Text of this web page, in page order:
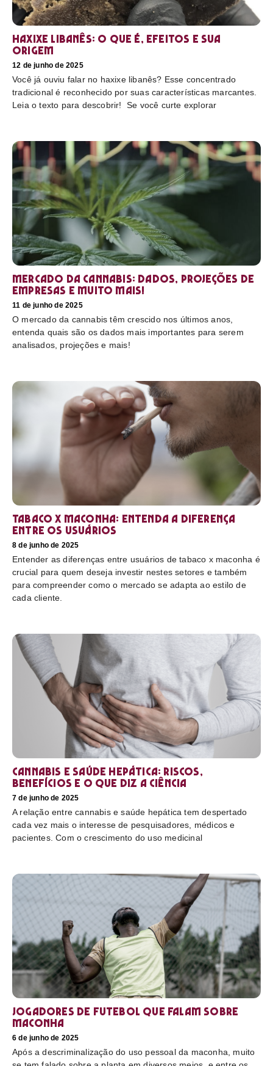
Haxixe libanês: O que é, efeitos e sua
origem
12 de junho de 2025
Você já ouviu falar no haxixe libanês? Esse concentrado
tradicional é reconhecido por suas características marcantes.
Leia o texto para descobrir! Se você curte explorar
Mercado da cannabis: Dados, projeções de
empresas e muito mais!
11 de junho de 2025
O mercado da cannabis têm crescido nos últimos anos,
entenda quais são os dados mais importantes para serem
analisados, projeções e mais!
Tabaco x maconha: Entenda a diferença
entre os usuários
8 de junho de 2025
Entender as diferenças entre usuários de tabaco x maconha é
crucial para quem deseja investir nestes setores e também
para compreender como o mercado se adapta ao estilo de
cada cliente.
Cannabis e saúde hepática: riscos,
benefícios e o que diz a ciência
7 de junho de 2025
A relação entre cannabis e saúde hepática tem despertado
cada vez mais o interesse de pesquisadores, médicos e
pacientes. Com o crescimento do uso medicinal
Jogadores de futebol que falam sobre
maconha
6 de junho de 2025
Após a descriminalização do uso pessoal da maconha, muito